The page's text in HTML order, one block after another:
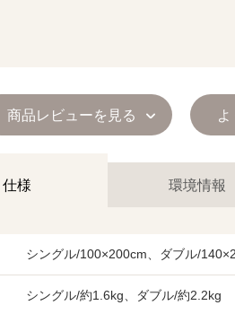
商品レビューを見る
仕様 環境情報
シングル/100×200cm、ダブル/
シングル/約1.6kg、ダブル/約2.2kg